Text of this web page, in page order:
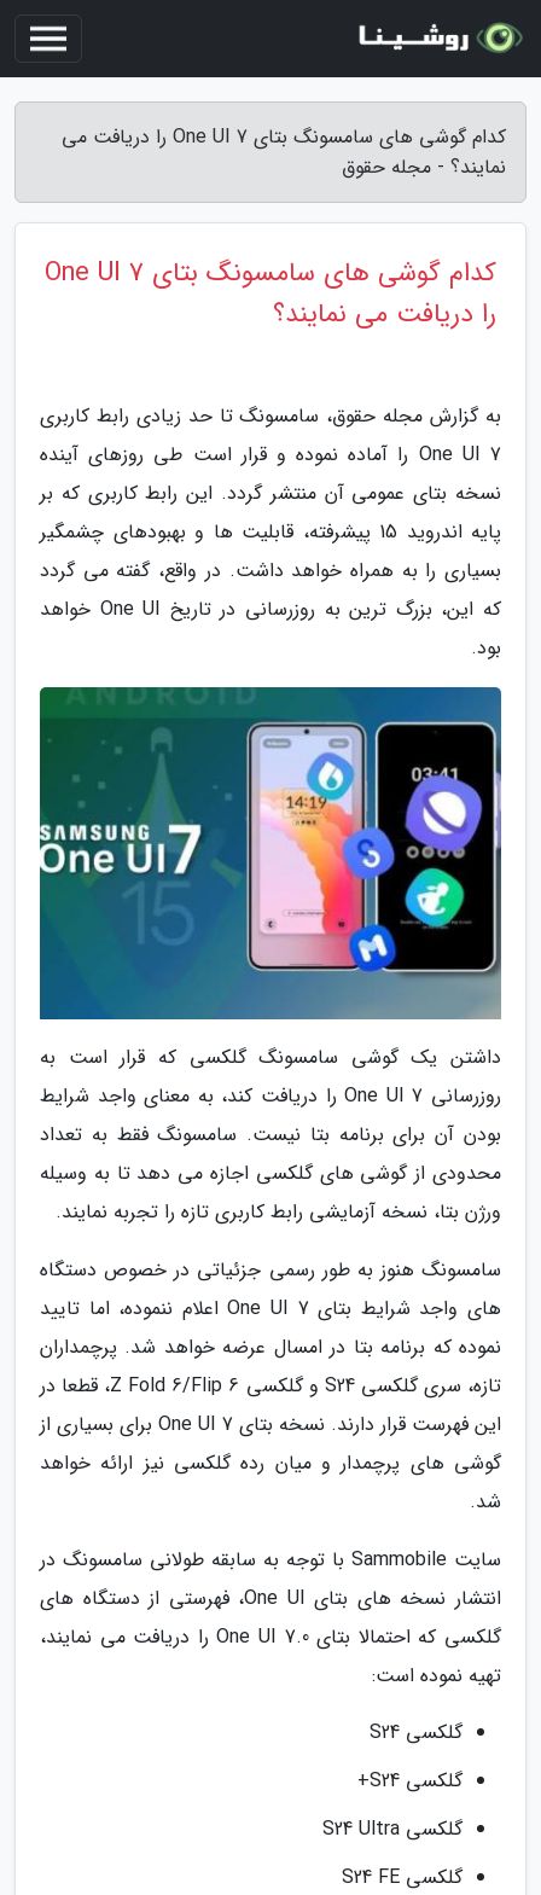
کدام گوشی های سامسونگ بتای One UI 7 را دریافت می
نمایند؟ - مجله حقوق
کدام گوشی های سامسونگ بتای One UI 7
را دریافت می نمایند؟
به گزارش مجله حقوق، سامسونگ تا حد زیادی رابط کاربری
One UI 7 را آماده نموده و قرار است طی روزهای آینده
نسخه بتای عمومی آن منتشر گردد. این رابط کاربری که بر
پایه اندروید 15 پیشرفته، قابلیت ها و بهبودهای چشمگیر
بسیاری را به همراه خواهد داشت. در واقع، گفته می گردد
که این، بزرگ ترین به روزرسانی در تاریخ One UI خواهد
بود.
داشتن یک گوشی سامسونگ گلکسی که قرار است به
روزرسانی One UI 7 را دریافت کند، به معنای واجد شرایط
بودن آن برای برنامه بتا نیست. سامسونگ فقط به تعداد
محدودی از گوشی های گلکسی اجازه می دهد تا به وسیله
ورژن بتا، نسخه آزمایشی رابط کاربری تازه را تجربه نمایند.
سامسونگ هنوز به طور رسمی جزئیاتی در خصوص دستگاه
های واجد شرایط بتای One UI 7 اعلام ننموده، اما تایید
نموده که برنامه بتا در امسال عرضه خواهد شد. پرچمداران
تازه، سری گلکسی S24 و گلکسی Z Fold 6/Flip 6، قطعا در
این فهرست قرار دارند. نسخه بتای One UI 7 برای بسیاری از
گوشی های پرچمدار و میان رده گلکسی نیز ارائه خواهد
شد.
سایت Sammobile با توجه به سابقه طولانی سامسونگ در
انتشار نسخه های بتای One UI، فهرستی از دستگاه های
گلکسی که احتمالا بتای One UI 7.0 را دریافت می نمایند،
تهیه نموده است:
گلکسی S24
گلکسی S24+
گلکسی S24 Ultra
گلکسی S24 FE